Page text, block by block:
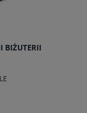
BIŻUTERII